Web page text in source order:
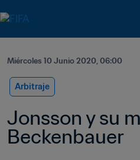
Miércoles 10 Junio 2020, 06:00
Arbitraje
Jonsson y su
Beckenbauer